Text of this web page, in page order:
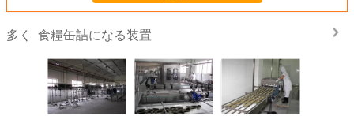
多く 食糧缶詰になる装置